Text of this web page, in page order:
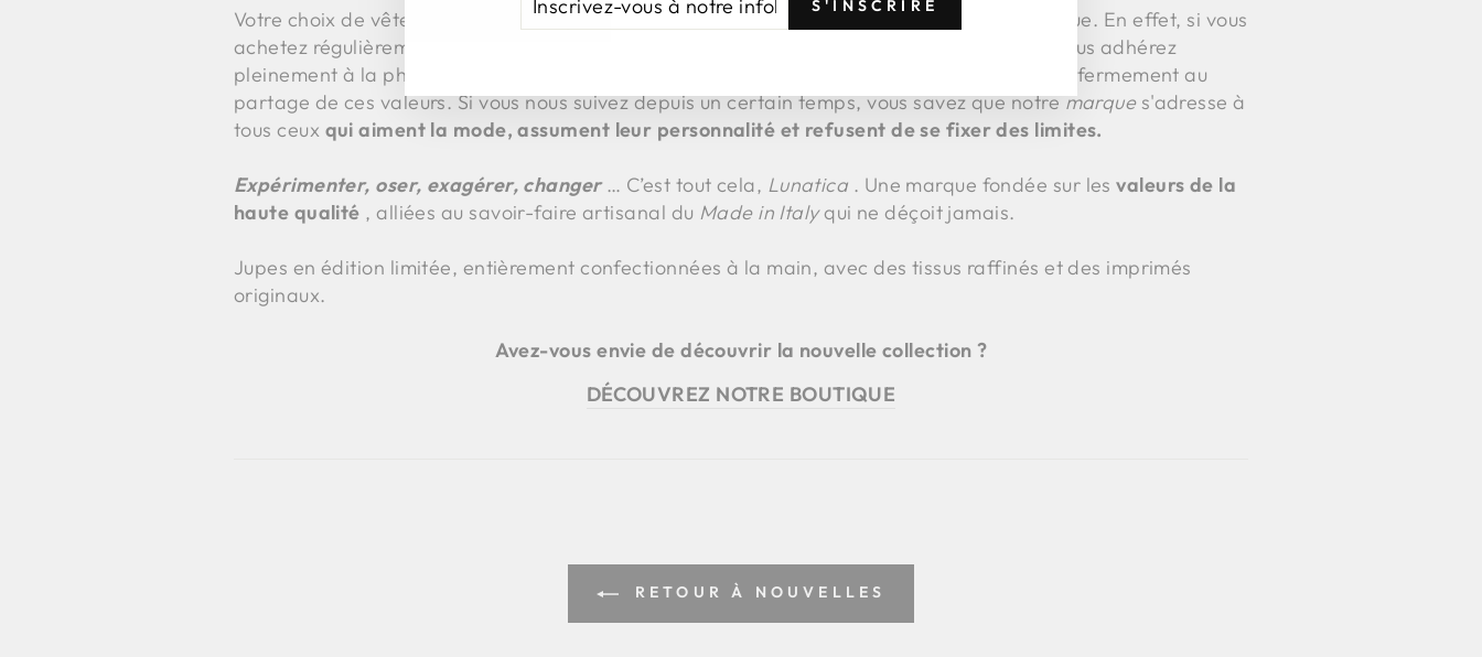
S'INSCRIRE
Votre choix de vêtements et votre style sont étroitement liés à votre perception d'une marque. En effet, si vous
achetez régulièrement des articles de certaines marques, c'est probablement parce que vous adhérez
pleinement à la philosophie et aux valeurs qu'elles véhiculent. Chez
, nous croyons fermement au
partage de ces valeurs. Si vous nous suivez depuis un certain temps, vous savez que notremarques'adresse à
tous ceux qui aiment la mode, assument leur personnalité et refusent de se fixer des limites.
Expérimenter, oser, exagérer, changer… C’est tout cela, Lunatica . Une marque fondée sur lesvaleurs de la
haute qualité , alliées au savoir-faire artisanal du Made in Italyqui ne déçoit jamais.
Jupes en édition limitée, entièrement confectionnées à la main, avec des tissus raffinés et des imprimés
originaux.
Avez-vous envie de découvrir la nouvelle collection ?
DÉCOUVREZ NOTRE BOUTIQUE
RETOUR À NOUVELLES